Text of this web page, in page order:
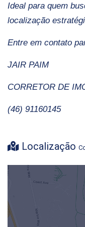
Ideal para quem
localização
Entre em contato
JAIR PAIM
CORRETOR DE
(46) 91160145
Localização